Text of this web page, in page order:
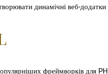
динамічні веб-
фреймворків для